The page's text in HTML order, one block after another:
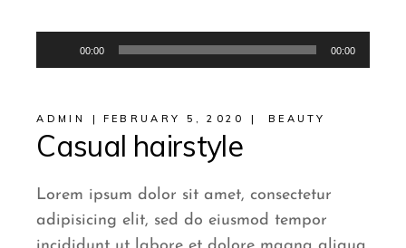
Player
00:00 00:00
ADMIN FEBRUARY 5, 2020 BEAUTY
Casual hairstyle
Lorem ipsum dolor sit amet, consectetur
adipisicing elit, sed do eiusmod tempor